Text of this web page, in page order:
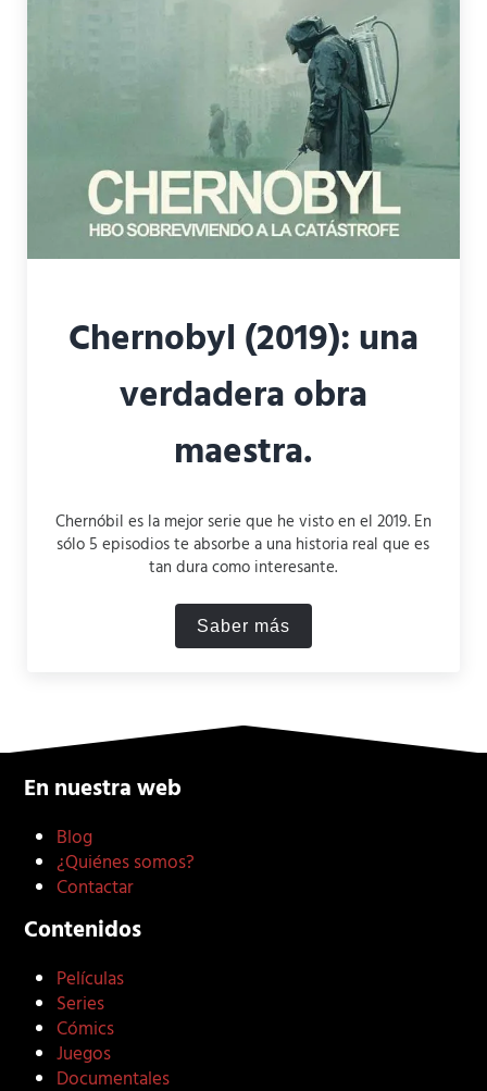
Chernobyl (2019): una
verdadera obra
maestra.
Chernóbil es la mejor serie que he visto en el 2019. En
sólo 5 episodios te absorbe a una historia real que es
tan dura como interesante.
Saber másChernobyl (2019): una
En nuestra web
Blog
¿Quiénes somos?
Contactar
Contenidos
Películas
Series
Cómics
Juegos
Documentales